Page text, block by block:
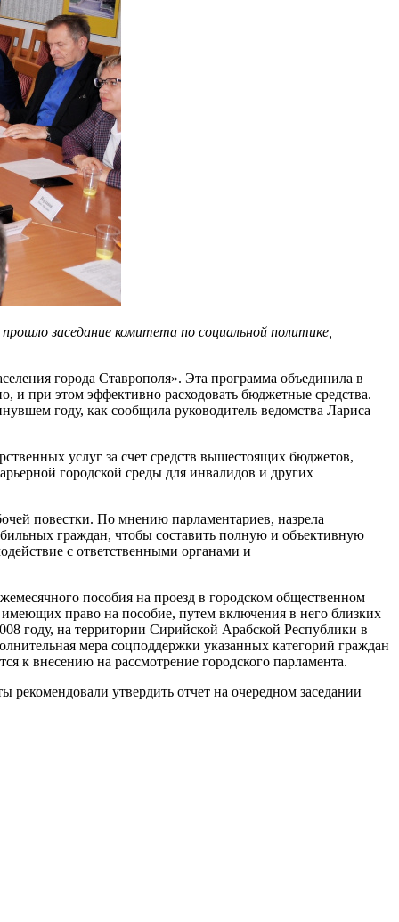
заседание комитета по социальной политике,
города Ставрополя». Эта программа объединила в
и при этом эффективно расходовать бюджетные средства.
году, как сообщила руководитель ведомства Лариса
услуг за счет средств вышестоящих бюджетов,
городской среды для инвалидов и других
повестки. По мнению парламентариев, назрела
граждан, чтобы составить полную и объективную
с ответственными органами и
пособия на проезд в городском общественном
право на пособие, путем включения в него близких
году, на территории Сирийской Арабской Республики в
мера соцподдержки указанных категорий граждан
к внесению на рассмотрение городского парламента.
утвердить отчет на очередном заседании